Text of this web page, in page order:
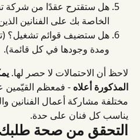
هل ستقترح عقدًا من شركة
الخاصة بك على الفنانين
هل ستضيف قوائم تشغيل؟
ومدة وجودها في كل قائمة).
لاحظ أن الاحتمالات لا حصر لها.
المذكورة أعلاه - فمعظم القيّمين
مختلفة مشاركة أعمال الفنانين
يناسب كل فنان على حدة.
التحقق من صحة